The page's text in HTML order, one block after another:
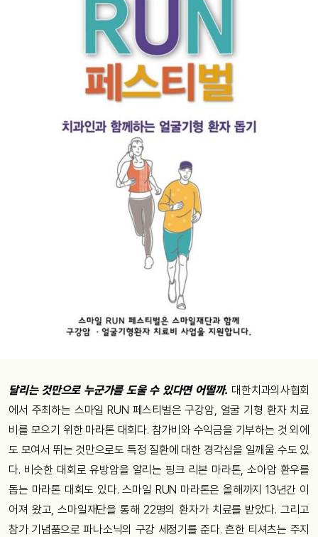
달리는 것만으로 누군가를 도울 수 있다면 어떨까. 대한치과의사협회
에서 주최하는 스마일 RUN 페스티벌은 구강암, 얼굴 기형 환자 치료
비를 모으기 위한 마라톤 대회다. 참가비와 수익금을 기부하는 것 외에
도 모여서 뛰는 것만으로도 특정 질환에 대한 경각심을 일깨울 수도 있
다. 비슷한 대회로 유방암을 알리는 핑크 리본 마라톤, 소아암 환우를
돕는 마라톤 대회도 있다. 스마일 RUN 마라톤은 올해까지 13년간 이
어져 왔고, 스마일재단을 통해 22명의 환자가 치료를 받았다. 그리고
참가 기념품으로 파나소닉의 구강 세정기를 준다. 흔한 티셔츠는 주지